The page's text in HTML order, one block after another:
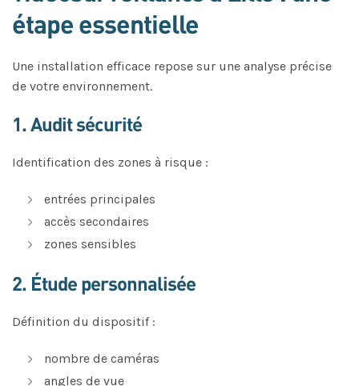
étape essentielle
Une installation efficace repose sur une analyse précise
de votre environnement.
1. Audit sécurité
Identification des zones à risque :
entrées principales
accès secondaires
zones sensibles
2. Étude personnalisée
Définition du dispositif :
nombre de caméras
angles de vue